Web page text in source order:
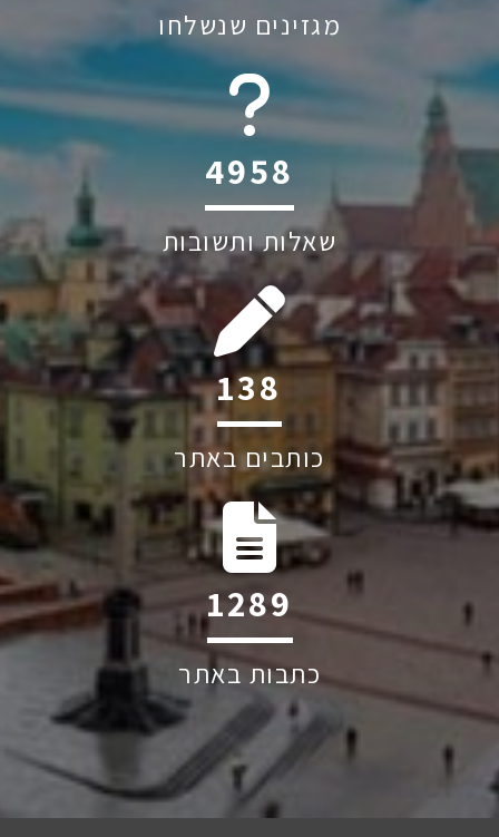
מגזינים שנשלחו
6045
שאלות ותשובות
201
כותבים באתר
1874
כתבות באתר